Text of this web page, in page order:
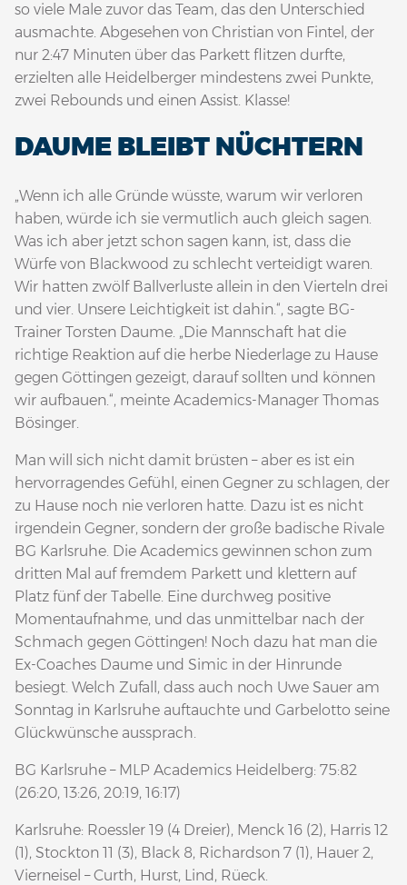
so viele Male zuvor das Team, das den Unterschied
ausmachte. Abgesehen von Christian von Fintel, der
nur 2:47 Minuten über das Parkett flitzen durfte,
erzielten alle Heidelberger mindestens zwei Punkte,
zwei Rebounds und einen Assist. Klasse!
DAUME BLEIBT NÜCHTERN
„Wenn ich alle Gründe wüsste, warum wir verloren
haben, würde ich sie vermutlich auch gleich sagen.
Was ich aber jetzt schon sagen kann, ist, dass die
Würfe von Blackwood zu schlecht verteidigt waren.
Wir hatten zwölf Ballverluste allein in den Vierteln drei
und vier. Unsere Leichtigkeit ist dahin.“, sagte BG-
Trainer Torsten Daume. „Die Mannschaft hat die
richtige Reaktion auf die herbe Niederlage zu Hause
gegen Göttingen gezeigt, darauf sollten und können
wir aufbauen.“, meinte Academics-Manager Thomas
Bösinger.
Man will sich nicht damit brüsten – aber es ist ein
hervorragendes Gefühl, einen Gegner zu schlagen, der
zu Hause noch nie verloren hatte. Dazu ist es nicht
irgendein Gegner, sondern der große badische Rivale
BG Karlsruhe. Die Academics gewinnen schon zum
dritten Mal auf fremdem Parkett und klettern auf
Platz fünf der Tabelle. Eine durchweg positive
Momentaufnahme, und das unmittelbar nach der
Schmach gegen Göttingen! Noch dazu hat man die
Ex-Coaches Daume und Simic in der Hinrunde
besiegt. Welch Zufall, dass auch noch Uwe Sauer am
Sonntag in Karlsruhe auftauchte und Garbelotto seine
Glückwünsche aussprach.
BG Karlsruhe – MLP Academics Heidelberg: 75:82
(26:20, 13:26, 20:19, 16:17)
Karlsruhe: Roessler 19 (4 Dreier), Menck 16 (2), Harris 12
(1), Stockton 11 (3), Black 8, Richardson 7 (1), Hauer 2,
Vierneisel – Curth, Hurst, Lind, Rüeck.